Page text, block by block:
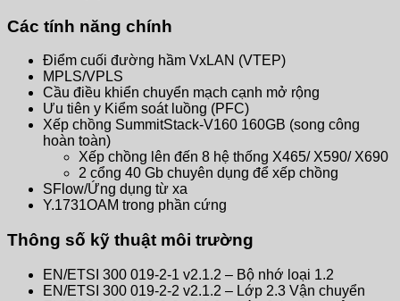
Các tính năng chính
Điểm cuối đường hầm VxLAN (VTEP)
MPLS/VPLS
Cầu điều khiển chuyển mạch cạnh mở rộng
Ưu tiên y Kiểm soát luồng (PFC)
Xếp chồng SummitStack-V160 160GB (song công
hoàn toàn)
Xếp chồng lên đến 8 hệ thống X465/ X590/ X690
2 cổng 40 Gb chuyên dụng để xếp chồng
SFlow/Ứng dụng từ xa
Y.1731OAM trong phần cứng
Thông số kỹ thuật môi trường
EN/ETSI 300 019-2-1 v2.1.2 – Bộ nhớ loại 1.2
EN/ETSI 300 019-2-2 v2.1.2 – Lớp 2.3 Vận chuyển